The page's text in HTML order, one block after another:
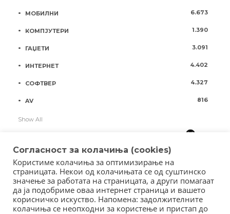
МОБИЛНИ 6.673
КОМПЈУТЕРИ 1.390
ГАЏЕТИ 3.091
ИНТЕРНЕТ 4.402
СОФТВЕР 4.327
AV 816
Show All
Согласност за колачиња (cookies)
Користиме колачиња за оптимизирање на
страницата. Некои од колачињата се од суштинско
значење за работата на страницата, а други помагаат
да ја подобриме оваа интернет страница и вашето
корисничко искуство. Напомена: задолжителните
колачиња се неопходни за користење и пристап до